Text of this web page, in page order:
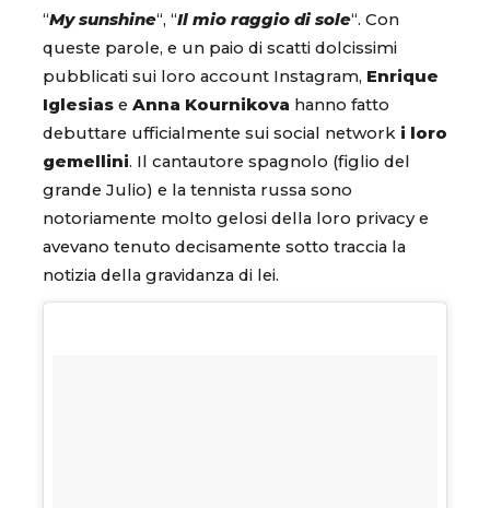
“My sunshine“, “Il mio raggio di sole“. Con
queste parole, e un paio di scatti dolcissimi
pubblicati sui loro account Instagram, Enrique
Iglesias e Anna Kournikova hanno fatto
debuttare ufficialmente sui social network i loro
gemellini. Il cantautore spagnolo (figlio del
grande Julio) e la tennista russa sono
notoriamente molto gelosi della loro privacy e
avevano tenuto decisamente sotto traccia la
notizia della gravidanza di lei.